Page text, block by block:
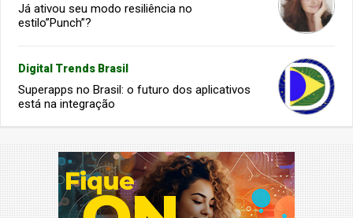
Já ativou seu modo resiliência no
estilo”Punch”?
Digital Trends Brasil
Superapps no Brasil: o futuro dos aplicativos
está na integração